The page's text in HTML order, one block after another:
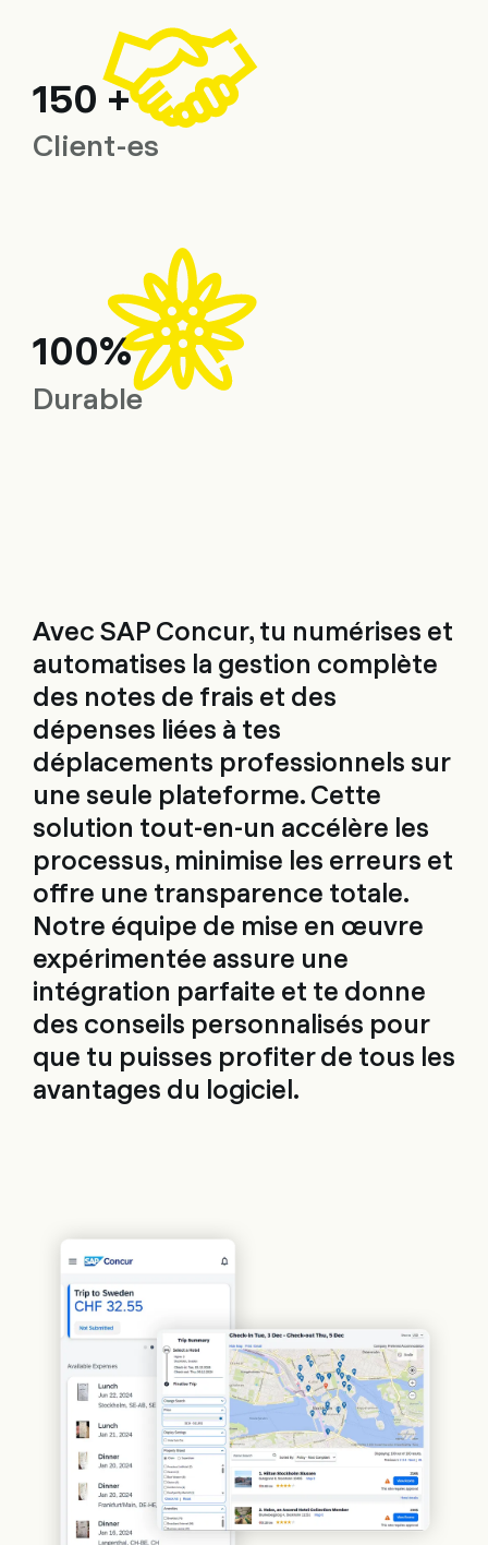
150 +
Client-es
100%
Durable
Avec SAP Concur, tu numérises et
automatises la gestion complète
des notes de frais et des
dépenses liées à tes
déplacements professionnels sur
une seule plateforme. Cette
solution tout-en-un accélère les
processus, minimise les erreurs et
offre une transparence totale.
Notre équipe de mise en œuvre
expérimentée assure une
intégration parfaite et te donne
des conseils personnalisés pour
que tu puisses profiter de tous les
avantages du logiciel.